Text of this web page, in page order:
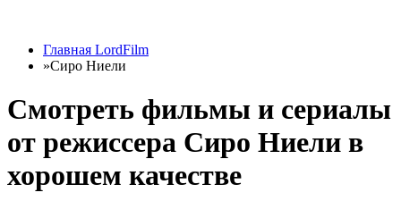
Главная LordFilm
»Сиро Ниели
Смотреть фильмы и сериалы
от режиссера Сиро Ниели в
хорошем качестве